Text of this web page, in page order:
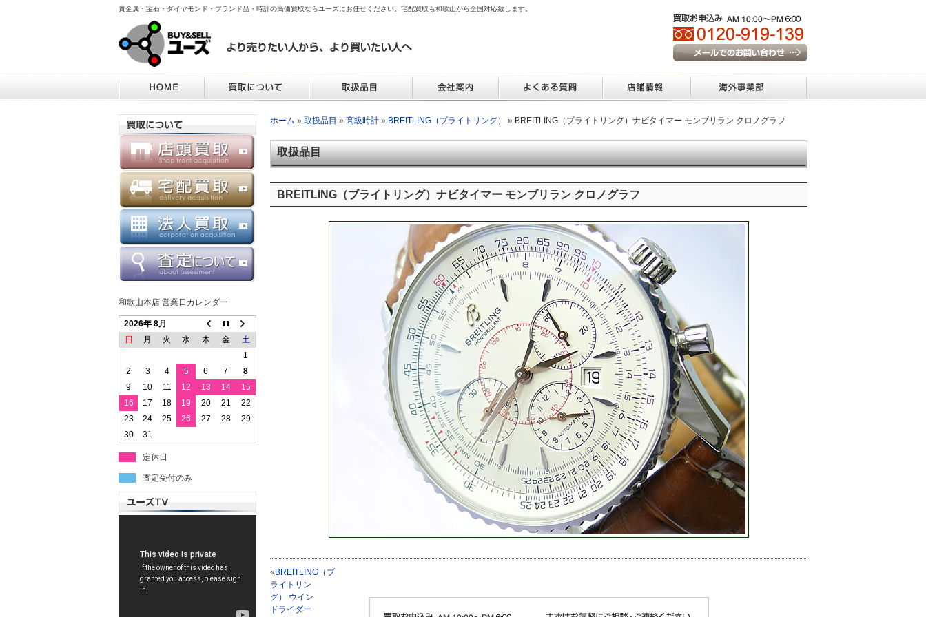
貴金属・宝石・ダイヤモンド・ブランド品・時計の高価買取ならユーズにお任せください。宅配買取も和歌山から全国対応致します。
ホーム » 取扱品目 » 高級時計 » BREITLING（ブライトリング） » BREITLING（ブライトリング）ナビタイマー モンブリラン クロノグラフ
取扱品目
BREITLING（ブライトリング）ナビタイマー モンブリラン クロノグラフ
« BREITLING（ブ
ライトリン
グ） ウイン
ドライダー
和歌山本店 営業日カレンダー
2026年 8月
日
月 火 水 木 金
土
1
2
3 4 5 6 7
8
9
10 11 12 13 14
15
16
17 18 19 20 21
22
23
24 25 26 27 28
29
30
31
定休日
査定受付のみ